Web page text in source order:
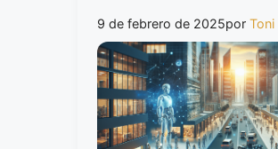
9 de febrero de 2025por Toni